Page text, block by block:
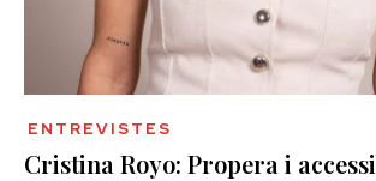
ENTREVISTES
Cristina Royo: Propera i